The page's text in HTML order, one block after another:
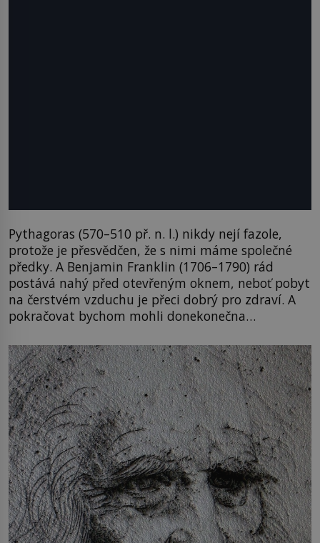
Pythagoras (570–510 př. n. l.) nikdy nejí fazole,
protože je přesvědčen, že s nimi máme společné
předky. A Benjamin Franklin (1706–1790) rád
postává nahý před otevřeným oknem, neboť pobyt
na čerstvém vzduchu je přeci dobrý pro zdraví. A
pokračovat bychom mohli donekonečna…